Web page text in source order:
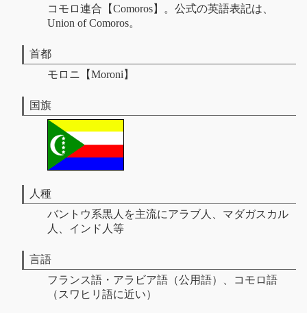
コモロ連合【Comoros】。公式の英語表記は、
Union of Comoros。
首都
モロニ【Moroni】
国旗
人種
バントウ系黒人を主流にアラブ人、マダガスカル
人、インド人等
言語
フランス語・アラビア語（公用語）、コモロ語
（スワヒリ語に近い）